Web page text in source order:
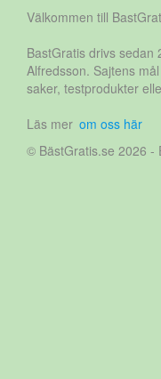
Välkommen till
BastGratis drivs sedan
Alfredsson. Sajtens
saker, testprodukter
Läs mer om oss här
© BästGratis.se 2026 -